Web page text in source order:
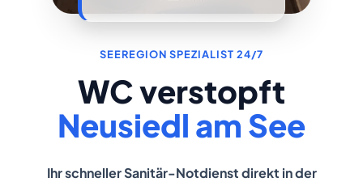
SEEREGION SPEZIALIST 24/7
WC verstopft
Neusiedl am See
Ihr schneller Sanitär-Notdienst direkt in der